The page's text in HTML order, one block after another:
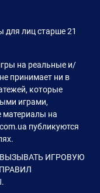
для лиц старше 21
на реальные и/
принимает ни в
которые
играми,
материалы на
публикуются
ИГРОВУЮ